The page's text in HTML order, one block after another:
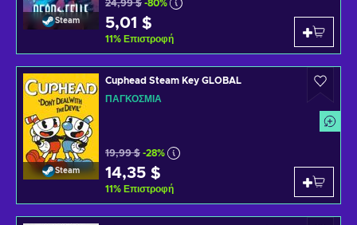
Steam
24,99 $ -80%
5,01 $
11% Επιστροφή
Steam
Cuphead Steam Key GLOBAL
ΠΑΓΚΌΣΜΙΑ
19,99 $ -28%
14,35 $
11% Επιστροφή